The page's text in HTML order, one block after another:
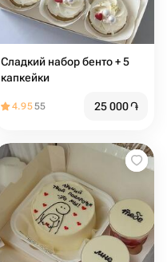
Сладкий набор бенто + 5
капкейки
4.9555 25 000֏